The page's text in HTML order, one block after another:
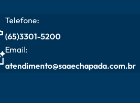
Telefone:
(65)3301-5200
Email:
atendimento@saaechapada.com.br